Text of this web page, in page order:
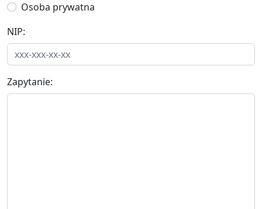
Osoba prywatna
NIP:
Zapytanie: